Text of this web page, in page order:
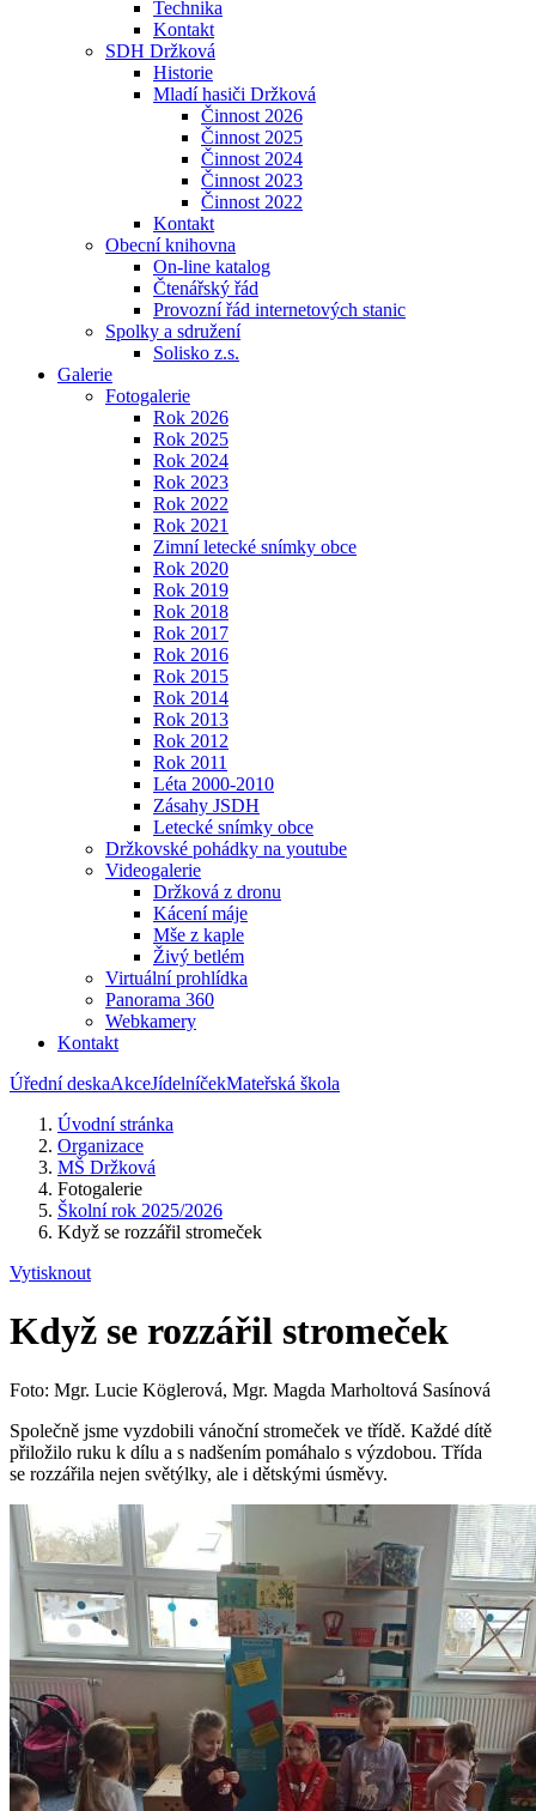
Technika
Kontakt
SDH Držková
Historie
Mladí hasiči Držková
Činnost 2026
Činnost 2025
Činnost 2024
Činnost 2023
Činnost 2022
Kontakt
Obecní knihovna
On-line katalog
Čtenářský řád
Provozní řád internetových stanic
Spolky a sdružení
Solisko z.s.
Galerie
Fotogalerie
Rok 2026
Rok 2025
Rok 2024
Rok 2023
Rok 2022
Rok 2021
Zimní letecké snímky obce
Rok 2020
Rok 2019
Rok 2018
Rok 2017
Rok 2016
Rok 2015
Rok 2014
Rok 2013
Rok 2012
Rok 2011
Léta 2000-2010
Zásahy JSDH
Letecké snímky obce
Držkovské pohádky na youtube
Videogalerie
Držková z dronu
Kácení máje
Mše z kaple
Živý betlém
Virtuální prohlídka
Panorama 360
Webkamery
Kontakt
Úřední deskaAkceJídelníčekMateřská škola
Úvodní stránka
Organizace
MŠ Držková
Fotogalerie
Školní rok 2025/2026
Když se rozzářil stromeček
Vytisknout
Když se rozzářil stromeček
Foto: Mgr. Lucie Köglerová, Mgr. Magda Marholtová Sasínová
Společně jsme vyzdobili vánoční stromeček ve třídě. Každé dítě
přiložilo ruku k dílu a s nadšením pomáhalo s výzdobou. Třída
se rozzářila nejen světýlky, ale i dětskými úsměvy.